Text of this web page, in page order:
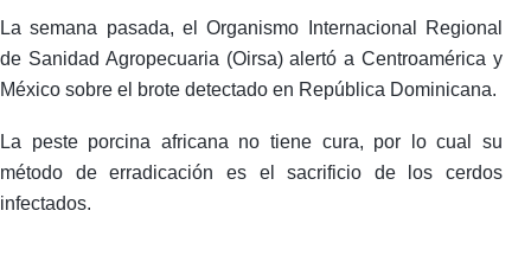
La semana pasada, el Organismo Internacional Regional
de Sanidad Agropecuaria (Oirsa) alertó a Centroamérica y
México sobre el brote detectado en República Dominicana.
La peste porcina africana no tiene cura, por lo cual su
método de erradicación es el sacrificio de los cerdos
infectados.